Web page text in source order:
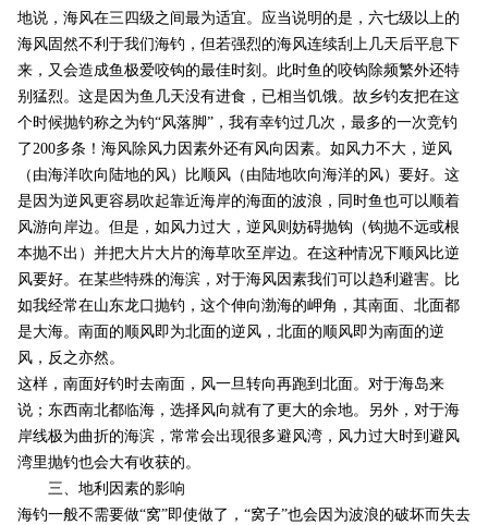
地说，海风在三四级之间最为适宜。应当说明的是，六七级以上的
海风固然不利于我们海钓，但若强烈的海风连续刮上几天后平息下
来，又会造成鱼极爱咬钩的最佳时刻。此时鱼的咬钩除频繁外还特
别猛烈。这是因为鱼几天没有进食，已相当饥饿。故乡钓友把在这
个时候抛钓称之为钓“风落脚”，我有幸钓过几次，最多的一次竞钓
了200多条！海风除风力因素外还有风向因素。如风力不大，逆风
（由海洋吹向陆地的风）比顺风（由陆地吹向海洋的风）要好。这
是因为逆风更容易吹起靠近海岸的海面的波浪，同时鱼也可以顺着
风游向岸边。但是，如风力过大，逆风则妨碍抛钩（钩抛不远或根
本抛不出）并把大片大片的海草吹至岸边。在这种情况下顺风比逆
风要好。在某些特殊的海滨，对于海风因素我们可以趋利避害。比
如我经常在山东龙口抛钓，这个伸向渤海的岬角，其南面、北面都
是大海。南面的顺风即为北面的逆风，北面的顺风即为南面的逆
风，反之亦然。
这样，南面好钓时去南面，风一旦转向再跑到北面。对于海岛来
说；东西南北都临海，选择风向就有了更大的余地。另外，对于海
岸线极为曲折的海滨，常常会出现很多避风湾，风力过大时到避风
湾里抛钓也会大有收获的。
三、地利因素的影响
海钓一般不需要做“窝”即使做了，“窝子”也会因为波浪的破坏而失去